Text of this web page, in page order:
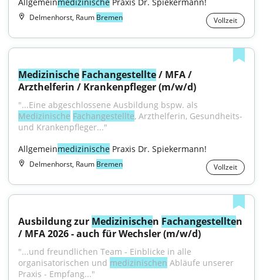
Delmenhorst, Raum Bremen Vollzeit
Medizinische Fachangestellte / MFA /
Arzthelferin / Krankenpfleger (m/w/d)
Medizinische Fachangestellte, Arzthelferin, Gesundheits-
und Krankenpfleger..."
Allgemeinmedizinische Praxis Dr. Spiekermann!
Delmenhorst, Raum Bremen Vollzeit
Ausbildung zur Medizinischen Fachangestellten
/ MFA 2026 - auch für Wechsler (m/w/d)
"...und freundlichen Team - Einblicke in alle
organisatorischen und medizinischen Abläufe unserer
Praxis - Empfang..."